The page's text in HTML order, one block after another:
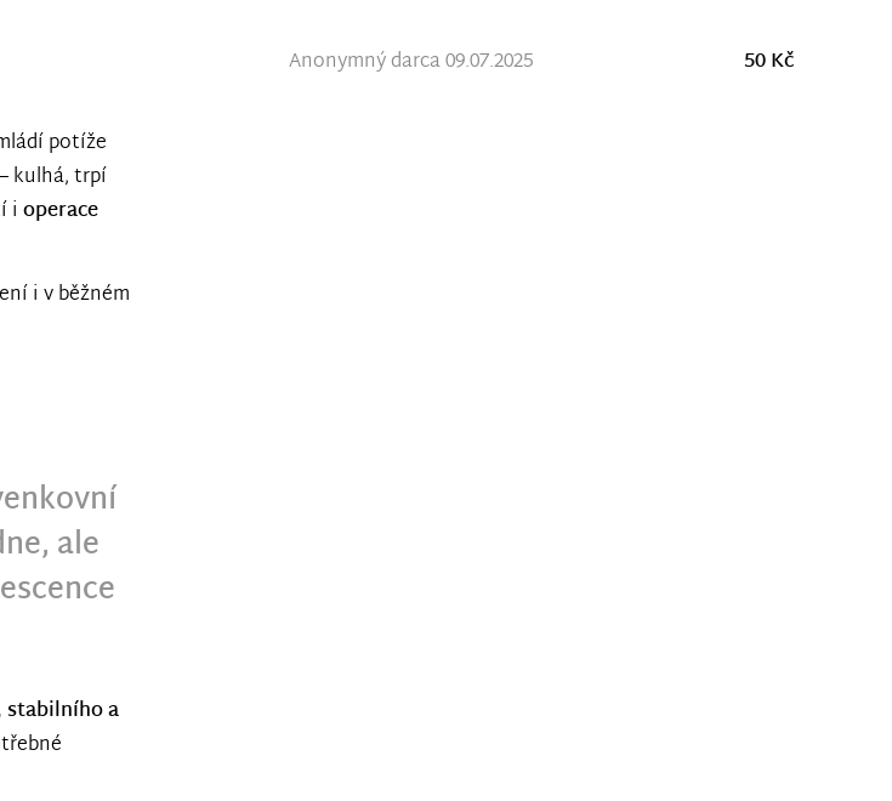
potíže
kulhá, trpí
i operace
i v běžném
ale
a
Anonymný darca 09.07.2025 50 Kč